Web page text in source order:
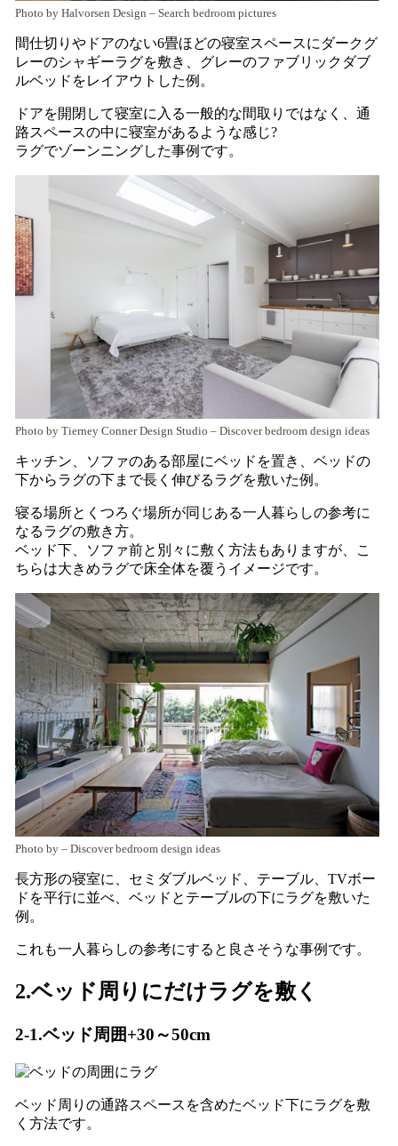
Photo by Halvorsen Design – Search bedroom pictures
間仕切りやドアのない6畳ほどの寝室スペースにダークグ
レーのシャギーラグを敷き、グレーのファブリックダブ
ルベッドをレイアウトした例。
ドアを開閉して寝室に入る一般的な間取りではなく、通
路スペースの中に寝室があるような感じ?
ラグでゾーンニングした事例です。
Photo by Tierney Conner Design Studio – Discover bedroom design ideas
キッチン、ソファのある部屋にベッドを置き、ベッドの
下からラグの下まで長く伸びるラグを敷いた例。
寝る場所とくつろぐ場所が同じある一人暮らしの参考に
なるラグの敷き方。
ベッド下、ソファ前と別々に敷く方法もありますが、こ
ちらは大きめラグで床全体を覆うイメージです。
Photo by – Discover bedroom design ideas
長方形の寝室に、セミダブルベッド、テーブル、TVボー
ドを平行に並べ、ベッドとテーブルの下にラグを敷いた
例。
これも一人暮らしの参考にすると良さそうな事例です。
2.ベッド周りにだけラグを敷く
2-1.ベッド周囲+30～50cm
ベッド周りの通路スペースを含めたベッド下にラグを敷
く方法です。